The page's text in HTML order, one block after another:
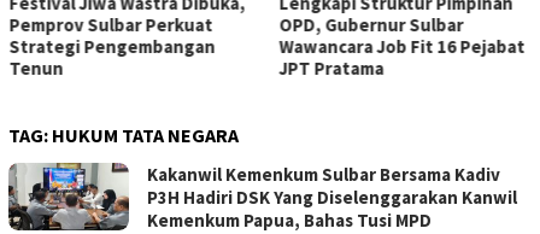
Pemprov Sulbar Perkuat
Strategi Pengembangan
Tenun
OPD, Gubernur Sulbar
Wawancara Job Fit 16 Pejabat
JPT Pratama
TAG: HUKUM TATA NEGARA
Kakanwil Kemenkum Sulbar Bersama Kadiv
P3H Hadiri DSK Yang Diselenggarakan Kanwil
Kemenkum Papua, Bahas Tusi MPD